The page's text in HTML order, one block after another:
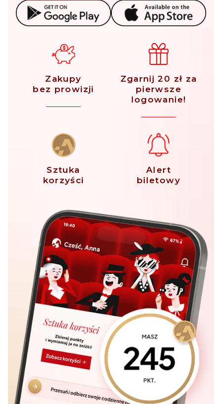
Zakupy
bez prowizji
Zgarnij 20 zł za
pierwsze
logowanie!
Sztuka
korzyści
Alert
biletowy